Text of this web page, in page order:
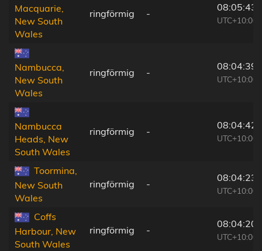
Macquarie,
New South
Wales
ringförmig -
08:05:43
UTC+10:00
Nambucca,
New South
Wales
ringförmig -
08:04:39
UTC+10:00
Nambucca
Heads, New
South Wales
ringförmig -
08:04:42
UTC+10:00
Toormina,
New South
Wales
ringförmig -
08:04:23
UTC+10:00
Coffs
Harbour, New
South Wales
ringförmig -
08:04:20
UTC+10:00